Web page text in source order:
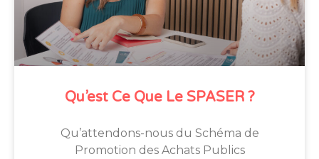
Qu’est Ce Que Le SPASER ?
Qu’attendons-nous du Schéma de
Promotion des Achats Publics